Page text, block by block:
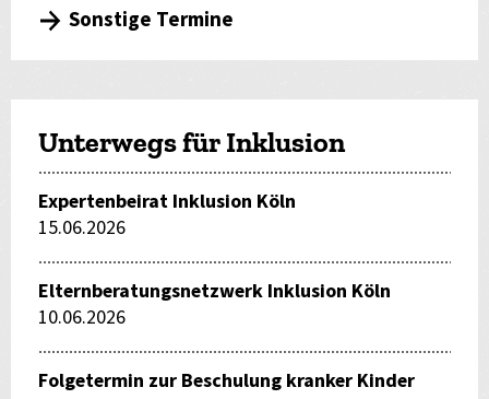
Sonstige Termine
Unterwegs für Inklusion
Expertenbeirat Inklusion Köln
15.06.2026
Elternberatungsnetzwerk Inklusion Köln
10.06.2026
Folgetermin zur Beschulung kranker Kinder